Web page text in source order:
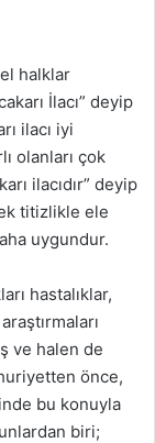
halklar
İlacı” deyip
ilacı iyi
olanları çok
ilacıdır” deyip
titizlikle ele
uygundur.
hastalıklar,
ve halen de
önce,
bu konuyla
biri;